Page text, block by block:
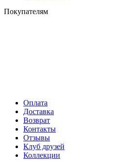
Покупателям
Оплата
Доставка
Возврат
Контакты
Отзывы
Клуб друзей
Коллекции